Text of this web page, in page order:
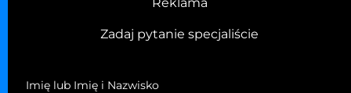
Zadaj pytanie specjaliście
Imię lub Imię i Nazwisko